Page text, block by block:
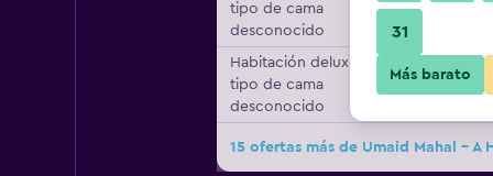
tipo de cama
desconocido
Habitación deluxe,
tipo de cama
desconocido
15 ofertas más de Umaid Mahal - A
31
Más barato